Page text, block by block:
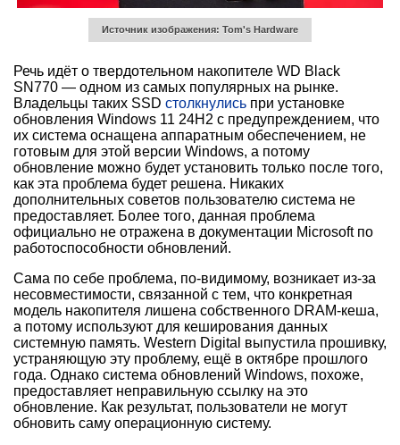
Источник изображения: Tom's Hardware
Речь идёт о твердотельном накопителе WD Black
SN770 — одном из самых популярных на рынке.
Владельцы таких SSD столкнулись при установке
обновления Windows 11 24H2 с предупреждением, что
их система оснащена аппаратным обеспечением, не
готовым для этой версии Windows, а потому
обновление можно будет установить только после того,
как эта проблема будет решена. Никаких
дополнительных советов пользователю система не
предоставляет. Более того, данная проблема
официально не отражена в документации Microsoft по
работоспособности обновлений.
Сама по себе проблема, по-видимому, возникает из-за
несовместимости, связанной с тем, что конкретная
модель накопителя лишена собственного DRAM-кеша,
а потому используют для кеширования данных
системную память. Western Digital выпустила прошивку,
устраняющую эту проблему, ещё в октябре прошлого
года. Однако система обновлений Windows, похоже,
предоставляет неправильную ссылку на это
обновление. Как результат, пользователи не могут
обновить саму операционную систему.